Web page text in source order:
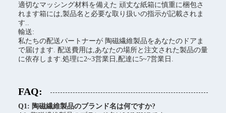
適切なマッシング材料を備えた 頑丈な紙箱に慎重に梱包さ
れます箱には,製品名と必要な取り扱いの指示が記載されま
す..
輸送:
私たちの配送パートナーが 陶磁繊維製品をあなたのドアま
で届けます. 配送費用は,あなたの場所と注文された製品の量
に依存します.処理に2~3営業日,配達に5~7営業日.
FAQ:
Q1: 陶磁繊維製品のブランド名は何ですか?